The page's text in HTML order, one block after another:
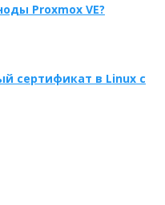
Proxmox VE?
сертификат в Linux с